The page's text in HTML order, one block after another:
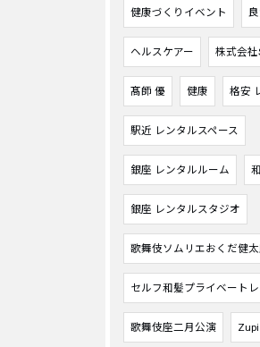
健康づくりイベント
ヘルスケアー 株式会社
髙師 優 健康 格安
駅近 レンタルスペース
銀座 レンタルルーム
銀座 レンタルスタジオ
歌舞伎ソムリエおくだ健
セルフ和髪プライベート
歌舞伎座二月公演